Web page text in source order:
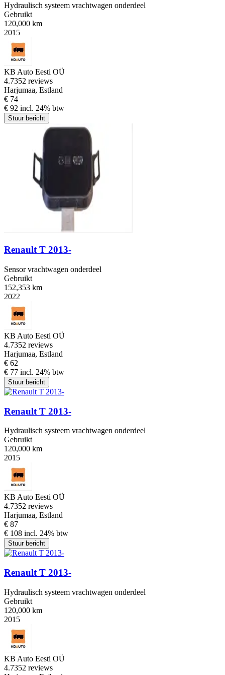
Hydraulisch systeem vrachtwagen onderdeel
Gebruikt
120,000 km
2015
KB Auto Eesti OÜ
4.7352 reviews
Harjumaa, Estland
€ 74
€ 92 incl. 24% btw
Stuur bericht
Renault T 2013-
Sensor vrachtwagen onderdeel
Gebruikt
152,353 km
2022
KB Auto Eesti OÜ
4.7352 reviews
Harjumaa, Estland
€ 62
€ 77 incl. 24% btw
Stuur bericht
Renault T 2013-
Hydraulisch systeem vrachtwagen onderdeel
Gebruikt
120,000 km
2015
KB Auto Eesti OÜ
4.7352 reviews
Harjumaa, Estland
€ 87
€ 108 incl. 24% btw
Stuur bericht
Renault T 2013-
Hydraulisch systeem vrachtwagen onderdeel
Gebruikt
120,000 km
2015
KB Auto Eesti OÜ
4.7352 reviews